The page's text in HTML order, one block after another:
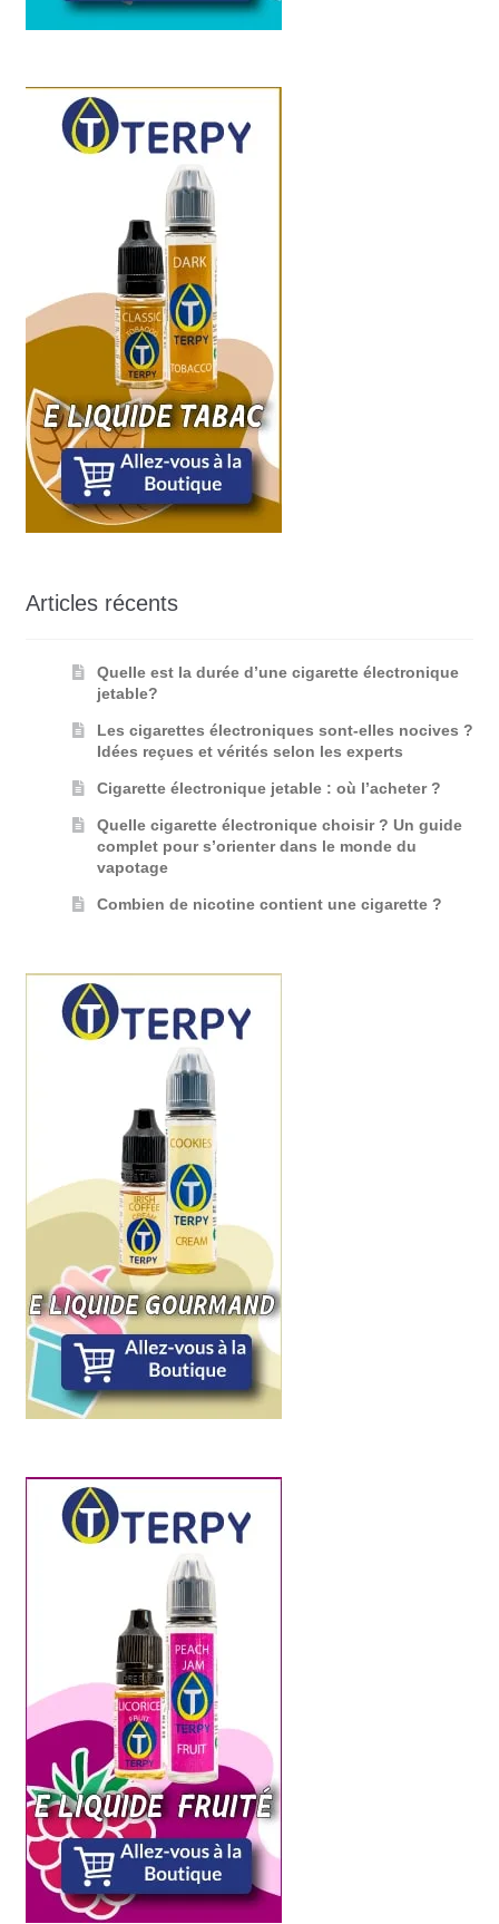
Articles récents
Quelle est la durée d’une cigarette électronique
jetable?
Les cigarettes électroniques sont-elles nocives ?
Idées reçues et vérités selon les experts
Cigarette électronique jetable : où l’acheter ?
Quelle cigarette électronique choisir ? Un guide
complet pour s’orienter dans le monde du
vapotage
Combien de nicotine contient une cigarette ?